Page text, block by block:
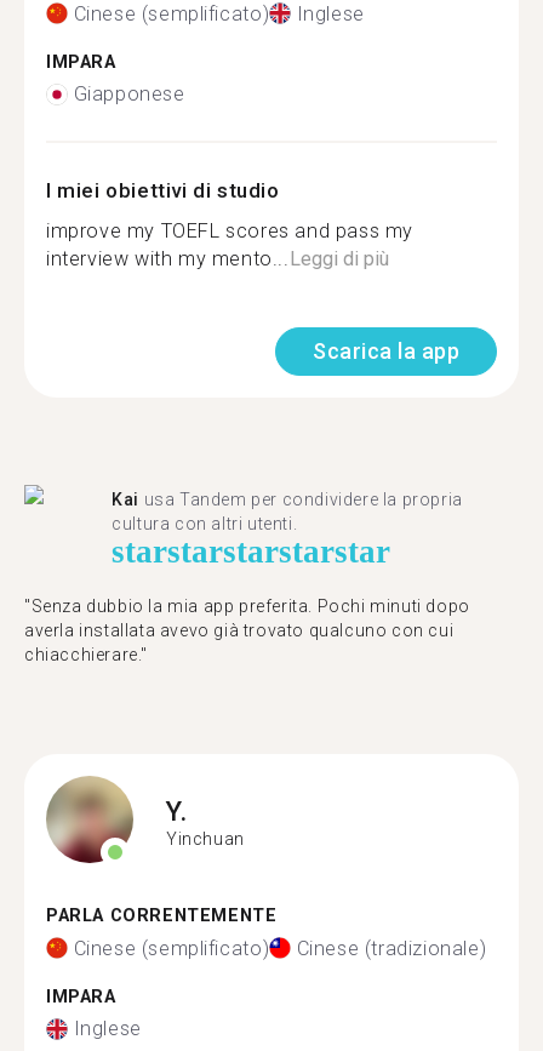
Cinese (semplificato) Inglese
IMPARA
Giapponese
I miei obiettivi di studio
improve my TOEFL scores and pass my
interview with my mento...Leggi di più
Scarica la app
Kai usa Tandem per condividere la propria
cultura con altri utenti.
starstarstarstarstar
"Senza dubbio la mia app preferita. Pochi minuti dopo
averla installata avevo già trovato qualcuno con cui
chiacchierare."
Y.
Yinchuan
PARLA CORRENTEMENTE
Cinese (semplificato) Cinese (tradizionale)
IMPARA
Inglese